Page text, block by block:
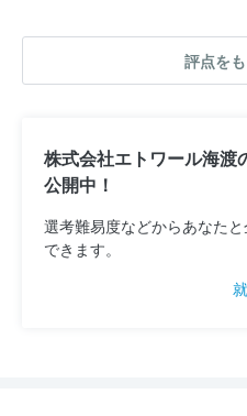
評点を
株式会社エトワール海渡
公開中！
選考難易度などからあなた
できます。